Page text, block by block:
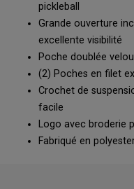
pickleball
Grande ouverture
excellente visibilité
Poche doublée
(2) Poches en filet
Crochet de
facile
Logo avec broderie
Fabriqué en